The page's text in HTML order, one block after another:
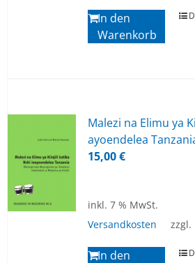
In den
Warenkorb
Ma­le­zi na Eli­mu ya
ayoen­de­lea
15,00€
inkl. 7 % MwSt.
zzgl.
Versandkosten
In den